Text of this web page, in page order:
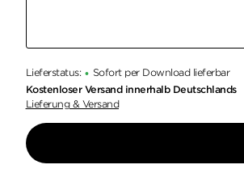
Lieferstatus: • Sofort per Download lieferbar
Kostenloser Versand innerhalb Deutschlands
Lieferung & Versand